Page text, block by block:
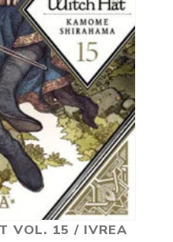
VOL. 15 / IVREA